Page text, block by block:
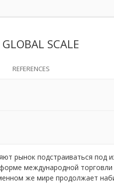
SCALE
REFERENCES
рынок подстраиваться под
международной
же мире продолжает